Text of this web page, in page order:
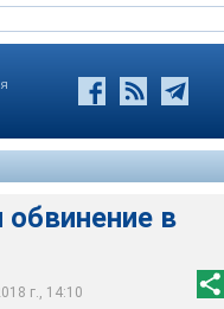
в
г., 14:10
российского
въезда-выезда